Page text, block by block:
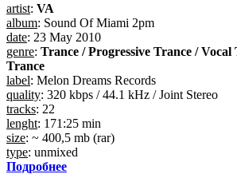
artist: VA
album: Sound Of Miami 2pm
date: 23 May 2010
genre: Trance / Progressive Trance /
Trance
label: Melon Dreams Records
quality: 320 kbps / 44.1 kHz / Joint Stereo
tracks: 22
lenght: 171:25 min
size: ~ 400,5 mb (rar)
type: unmixed
Подробнее